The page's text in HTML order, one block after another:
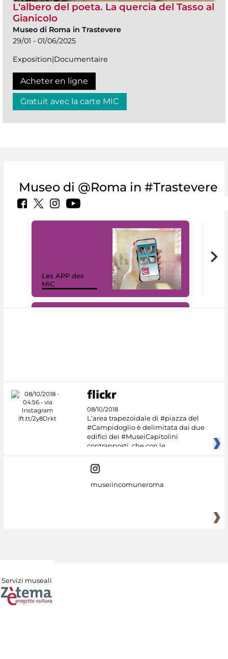
L'albero del poeta. La quercia del Tasso al
Gianicolo
Museo di Roma in Trastevere
29/01 - 01/06/2025
Exposition|Documentaire
Acheter en ligne
Gratuit avec la carte MIC
Museo di @Roma in #Trastevere
Les APP des
MiC
08/10/2018
L'area trapezoidale di #piazza del
#Campidoglio è delimitata dai due
edifici dei #MuseiCapitolini
contrapposti, che con le
museiincomuneroma
Servizi museali